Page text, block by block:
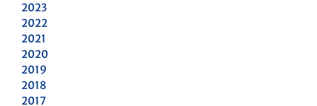
2023
2022
2021
2020
2019
2018
2017